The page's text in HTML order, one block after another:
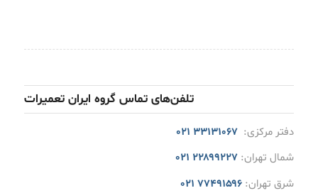
تلفن‌های تماس گروه ایران تعمیرات
دفتر مرکزی: ۳۳۱۳۱۰۶۷ ۰۲۱
شمال تهران: ۲۲۸۹۹۲۲۷ ۰۲۱
شرق تهران: ۷۷۴۹۱۵۹۶ ۰۲۱